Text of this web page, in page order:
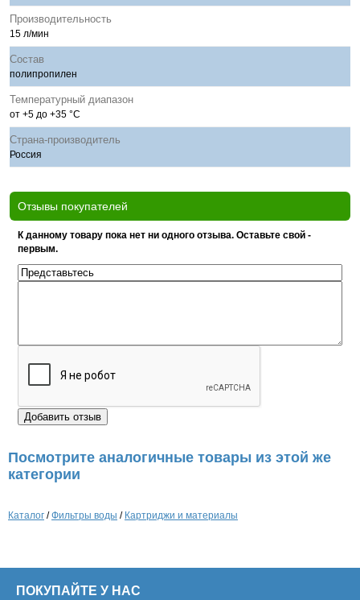
Производительность
15 л/мин
Состав
полипропилен
Температурный диапазон
от +5 до +35 °С
Страна-производитель
Россия
Отзывы покупателей
К данному товару пока нет ни одного отзыва. Оставьте свой -
первым.
Посмотрите аналогичные товары из этой же
категории
Каталог /Фильтры воды / Картриджи и материалы
ПОКУПАЙТЕ У НАС